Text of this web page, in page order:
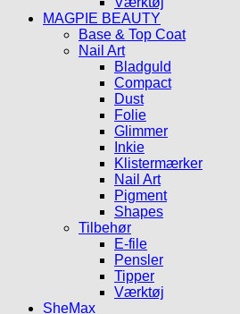
MAGPIE BEAUTY
Base & Top Coat
Nail Art
Bladguld
Compact
Dust
Folie
Glimmer
Inkie
Klistermærker
Nail Art
Pigment
Shapes
Tilbehør
E-file
Pensler
Tipper
Værktøj
SheMax